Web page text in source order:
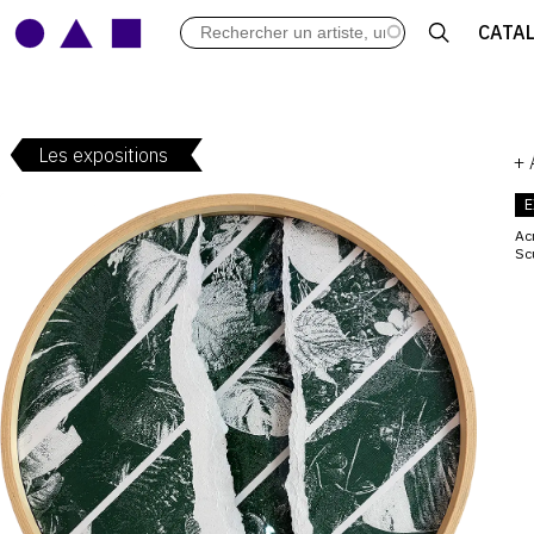
ARCHIVES DES EXPOSITIONS
Les expositions +